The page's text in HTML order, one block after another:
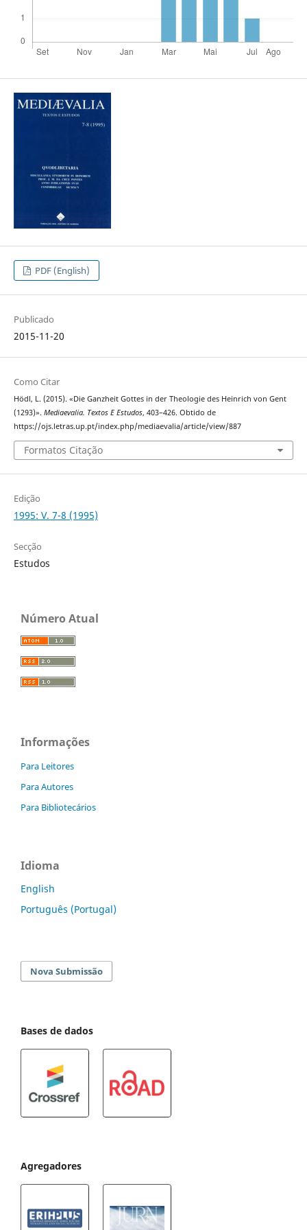
PDF (English)
Publicado
2015-11-20
Como Citar
Hödl, L. (2015). «Die Ganzheit Gottes in der Theologie des Heinrich von Gent
(1293)». Mediaevalia. Textos E Estudos, 403–426. Obtido de
https://ojs.letras.up.pt/index.php/mediaevalia/article/view/887
Formatos Citação
Edição
1995: V. 7-8 (1995)
Secção
Estudos
Número Atual
Informações
Para Leitores
Para Autores
Para Bibliotecários
Idioma
English
Português (Portugal)
Nova Submissão
Bases de dados
Agregadores